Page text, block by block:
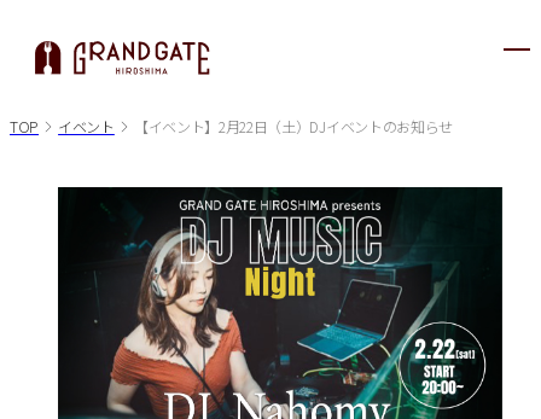
TOP イベント 【イベント】2月22日（土）DJイベントのお知らせ